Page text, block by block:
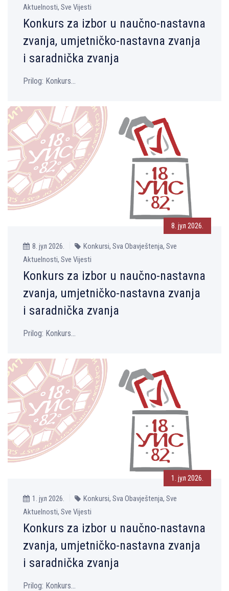
Aktuelnosti, Sve Vijesti
Konkurs za izbor u naučno-nastavna
zvanja, umjetničko-nastavna zvanja
i saradnička zvanja
Prilog: Konkurs...
8. јул 2026.
8. јул 2026.
Konkursi, Sva Obavještenja, Sve
Aktuelnosti, Sve Vijesti
Konkurs za izbor u naučno-nastavna
zvanja, umjetničko-nastavna zvanja
i saradnička zvanja
Prilog: Konkurs...
1. јул 2026.
1. јул 2026.
Konkursi, Sva Obavještenja, Sve
Aktuelnosti, Sve Vijesti
Konkurs za izbor u naučno-nastavna
zvanja, umjetničko-nastavna zvanja
i saradnička zvanja
Prilog: Konkurs...